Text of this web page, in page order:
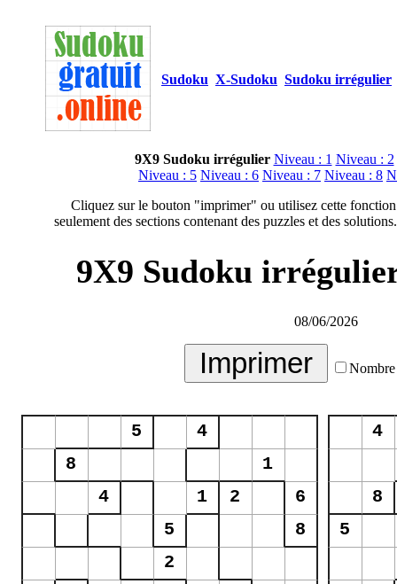
Sudoku X-Sudoku Sudoku irrégulier
9X9 Sudoku irrégulier Niveau : 1 Niveau : 2
Niveau : 5 Niveau : 6 Niveau : 7 Niveau : 8
Cliquez sur le bouton "imprimer" ou utilisez cette
seulement des sections contenant des puzzles et des
9X9 Sudoku
08/06/2026
Nombre